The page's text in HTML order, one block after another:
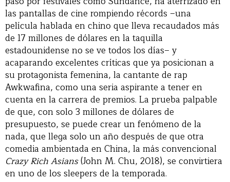
las pantallas de cine rompiendo récords –una
película hablada en chino que lleva recaudados más
de 17 millones de dólares en la taquilla
estadounidense no se ve todos los días– y
acaparando excelentes críticas que ya posicionan a
su protagonista femenina, la cantante de rap
Awkwafina, como una seria aspirante a tener en
cuenta en la carrera de premios. La prueba palpable
de que, con solo 3 millones de dólares de
presupuesto, se puede crear un fenómeno de la
nada, que llega solo un año después de que otra
comedia ambientada en China, la más convencional
Crazy Rich Asians(John M. Chu, 2018), se convirtiera
en uno de los sleepers de la temporada.